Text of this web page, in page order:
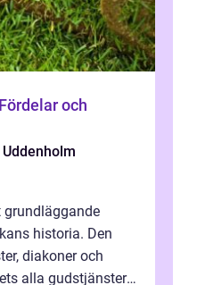
och
grundläggande
historia. Den
diakoner och
alla gudstjänster,